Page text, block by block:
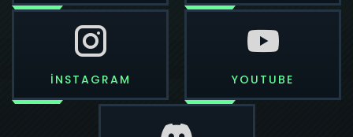
INSTAGRAM YOUTUBE